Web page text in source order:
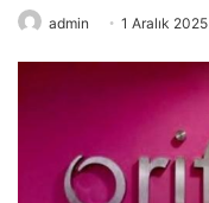
admin 1 Aralık 2025